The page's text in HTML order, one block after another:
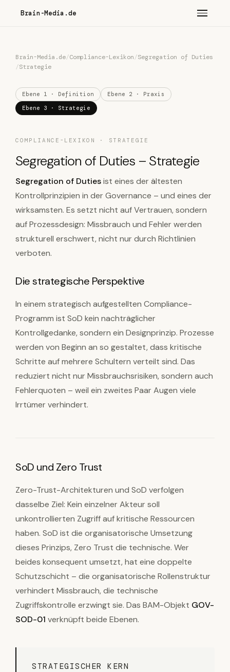
Brain-Media.de
Brain-Media.de/Compliance-Lexikon/Segregation of Duties
/Strategie
Ebene 1 · Definition
Ebene 2 · Praxis
Ebene 3 · Strategie
COMPLIANCE-LEXIKON · STRATEGIE
Segregation of Duties – Strategie
Segregation of Dutiesist eines der ältesten
Kontrollprinzipien in der Governance – und eines der
wirksamsten. Es setzt nicht auf Vertrauen, sondern
auf Prozessdesign: Missbrauch und Fehler werden
strukturell erschwert, nicht nur durch Richtlinien
verboten.
Die strategische Perspektive
In einem strategisch aufgestellten Compliance-
Programm ist SoD kein nachträglicher
Kontrollgedanke, sondern ein Designprinzip. Prozesse
werden von Beginn an so gestaltet, dass kritische
Schritte auf mehrere Schultern verteilt sind. Das
reduziert nicht nur Missbrauchsrisiken, sondern auch
Fehlerquoten – weil ein zweites Paar Augen viele
Irrtümer verhindert.
SoD und Zero Trust
Zero-Trust-Architekturen und SoD verfolgen
dasselbe Ziel: Kein einzelner Akteur soll
unkontrollierten Zugriff auf kritische Ressourcen
haben. SoD ist die organisatorische Umsetzung
dieses Prinzips, Zero Trust die technische. Wer
beides konsequent umsetzt, hat eine doppelte
Schutzschicht – die organisatorische Rollenstruktur
verhindert Missbrauch, die technische
Zugriffskontrolle erzwingt sie. Das BAM-Objekt GOV-
SOD-01 verknüpft beide Ebenen.
STRATEGISCHER KERN